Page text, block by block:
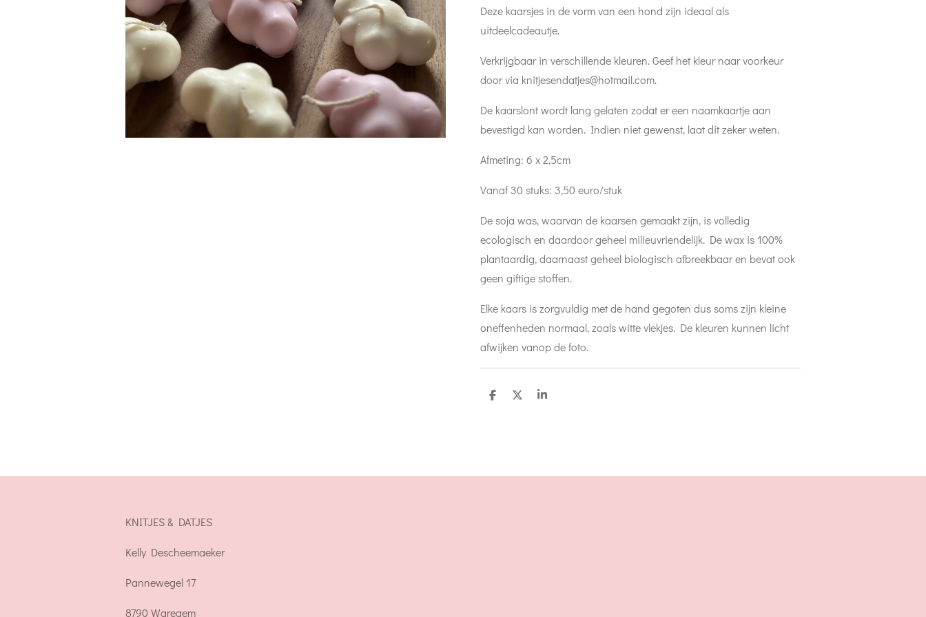
Deze kaarsjes in de vorm van een hond zijn ideaal als
uitdeelcadeautje.
Verkrijgbaar in verschillende kleuren. Geef het kleur naar voorkeur
door via knitjesendatjes@hotmail.com.
De kaarslont wordt lang gelaten zodat er een naamkaartje aan
bevestigd kan worden. Indien niet gewenst, laat dit zeker weten.
Afmeting: 6 x 2,5cm
Vanaf 30 stuks: 3,50 euro/stuk
De soja was, waarvan de kaarsen gemaakt zijn, is volledig
ecologisch en daardoor geheel milieuvriendelijk. De wax is 100%
plantaardig, daarnaast geheel biologisch afbreekbaar en bevat ook
geen giftige stoffen.
Elke kaars is zorgvuldig met de hand gegoten dus soms zijn kleine
oneffenheden normaal, zoals witte vlekjes. De kleuren kunnen licht
afwijken vanop de foto.
D
D
S
KNITJES & DATJES
Kelly Descheemaeker
Pannewegel 17
8790 Waregem